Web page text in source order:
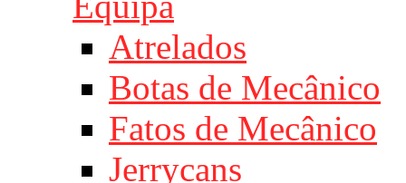
Atrelados
Botas de Mecânico
Fatos de Mecânico
Jerrycans